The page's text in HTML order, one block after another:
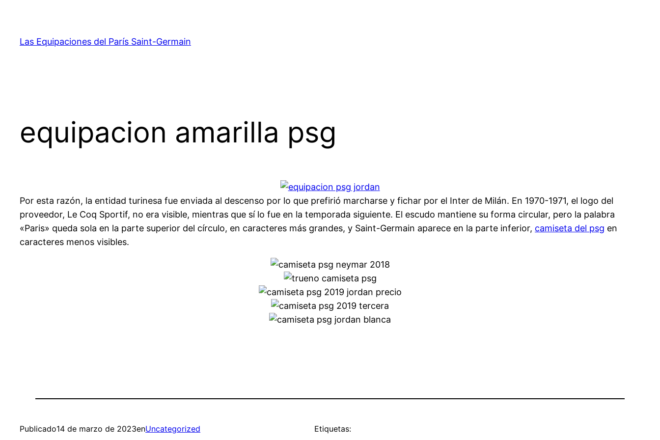
contenido
Las Equipaciones del París Saint-Germain
equipacion amarilla psg
Por esta razón, la entidad turinesa fue enviada al descenso por lo que prefirió marcharse y fichar por el Inter de Milán. En 1970-1971, el logo del
proveedor, Le Coq Sportif, no era visible, mientras que sí lo fue en la temporada siguiente. El escudo mantiene su forma circular, pero la palabra
«Paris» queda sola en la parte superior del círculo, en caracteres más grandes, y Saint-Germain aparece en la parte inferior, camiseta del psg en
caracteres menos visibles.
Publicado14 de marzo de 2023enUncategorized Etiquetas: